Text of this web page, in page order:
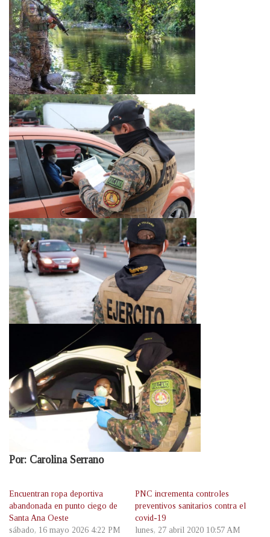
Por: Carolina Serrano
Encuentran ropa deportiva
abandonada en punto ciego de
Santa Ana Oeste
sábado, 16 mayo 2026 4:22 PM
PNC incrementa controles
preventivos sanitarios contra el
covid-19
lunes, 27 abril 2020 10:57 AM